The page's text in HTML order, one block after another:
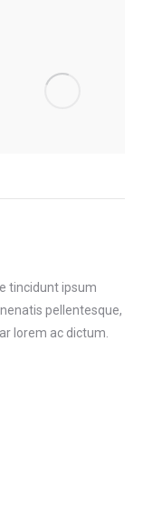
tincidunt ipsum
pellentesque,
lorem ac dictum.